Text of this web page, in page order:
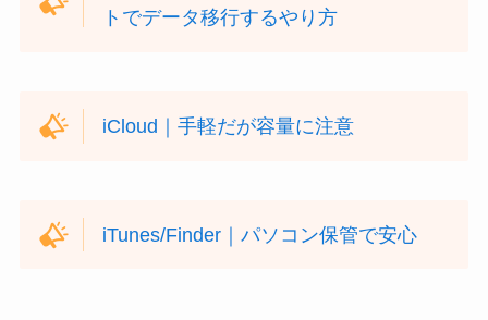
トでデータ移行するやり方
iCloud｜手軽だが容量に注意
iTunes/Finder｜パソコン保管で安心